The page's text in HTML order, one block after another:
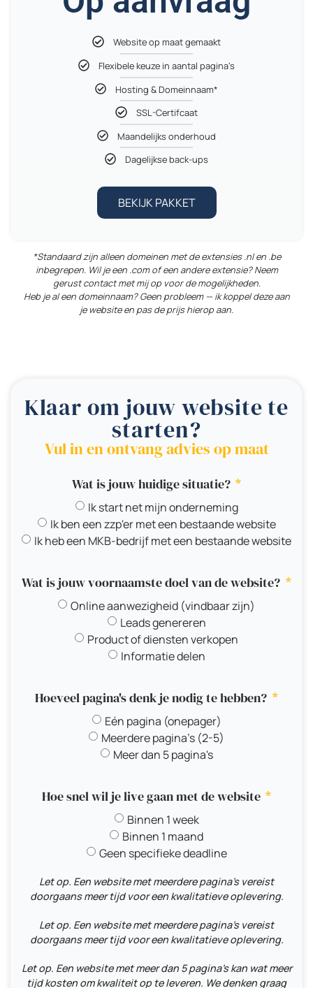
Website op maat gemaakt
Flexibele keuze in aantal pagina's
Hosting & Domeinnaam*
SSL-Certifcaat
Maandelijks onderhoud
Dagelijkse back-ups
BEKIJK PAKKET
*Standaard zijn alleen domeinen met de extensies .nl en .be
inbegrepen. Wil je een .com of een andere extensie? Neem
gerust contact met mij op voor de mogelijkheden.
Heb je al een domeinnaam? Geen probleem — ik koppel deze aan
je website en pas de prijs hierop aan.
Klaar om jouw website te
starten?
Vul in en ontvang advies op maat
Wat is jouw huidige situatie?
Ik start net mijn onderneming
Ik ben een zzp'er met een bestaande website
Ik heb een MKB-bedrijf met een bestaande website
Wat is jouw voornaamste doel van de website?
Online aanwezigheid (vindbaar zijn)
Leads genereren
Product of diensten verkopen
Informatie delen
Hoeveel pagina's denk je nodig te hebben?
Eén pagina (onepager)
Meerdere pagina's (2-5)
Meer dan 5 pagina's
Hoe snel wil je live gaan met de website
Binnen 1 week
Binnen 1 maand
Geen specifieke deadline
Let op. Een website met meerdere pagina's vereist
doorgaans meer tijd voor een kwalitatieve oplevering.
Let op. Een website met meerdere pagina's vereist
doorgaans meer tijd voor een kwalitatieve oplevering.
Let op. Een website met meer dan 5 pagina's kan wat meer
tijd kosten om kwaliteit op te leveren. We denken graag